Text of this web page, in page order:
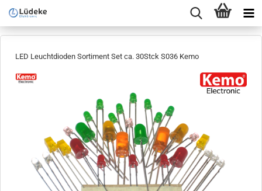
LED Leuchtdioden Sortiment Set ca. 30Stck S036 Kemo